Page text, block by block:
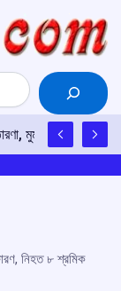
মুম্বইয়ে ৪.৯৮ লক্ষ
নিহত ৮ শ্রমিক